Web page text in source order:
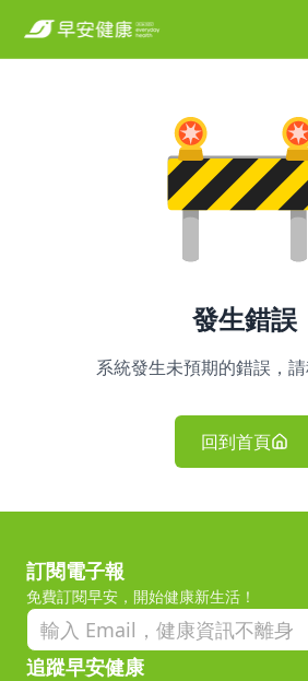
發生錯誤
系統發生未預期的錯誤，請
回到首頁
訂閱電子報
免費訂閱早安，開始健康新生活！
追蹤早安健康